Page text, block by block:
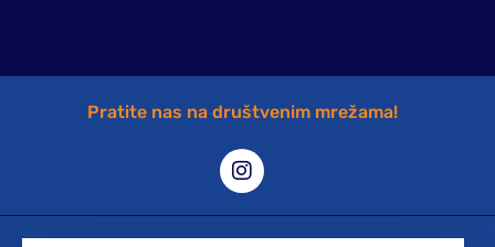
Pratite nas na društvenim mrežama!